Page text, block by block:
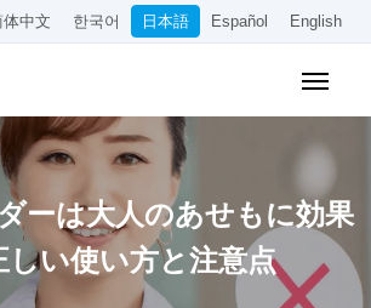
体中文 한국어 日本語 Español English
ーは大人のあせもに効果
しい使い方と注意点